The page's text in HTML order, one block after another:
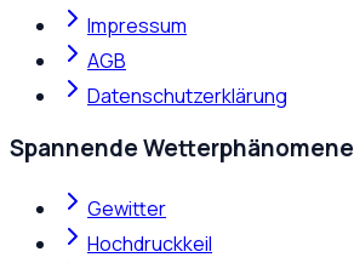
Impressum
AGB
Datenschutzerklärung
Spannende Wetterphänomene
Gewitter
Hochdruckkeil